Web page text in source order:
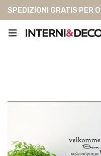
SPEDIZIONI GRATIS PER